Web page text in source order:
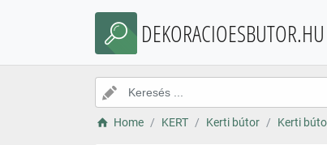
DEKORACIOESBUTOR.HU
Home KERT Kerti bútor Kerti